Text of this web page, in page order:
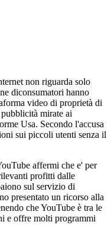
non riguarda solo
diconsumatori hanno
video di proprietà di
mirate ai
Usa. Secondo l'accusa
sui piccoli utenti senza il
affermi che e' per
profitti dalle
sul servizio di
presentato un ricorso alla
che YouTube è tra le
e offre molti programmi